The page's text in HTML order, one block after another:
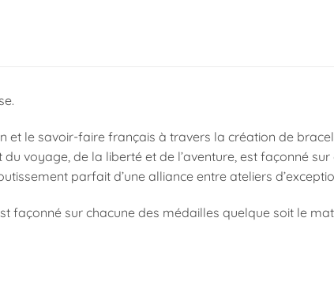
et le savoir-faire français à travers la création de
voyage, de la liberté et de l’aventure, est façonné sur
parfait d’une alliance entre ateliers
façonné sur chacune des médailles quelque soit le